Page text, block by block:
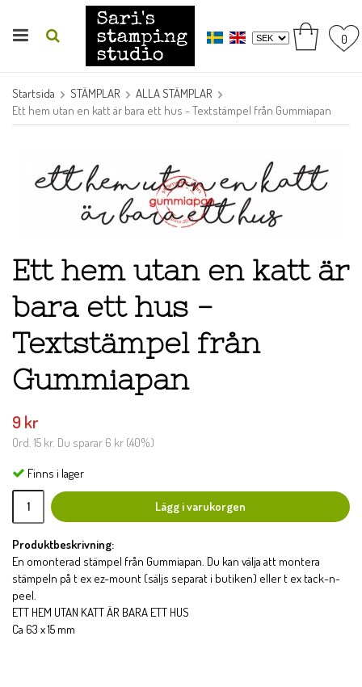
0
Startsida STÄMPLAR
ALLA STÄMPLAR
Ett hem utan en katt är bara ett hus - Textstämpel från Gummiapan
Ett hem utan en katt är
bara ett hus -
Textstämpel från
Gummiapan
9 kr
Ord. 15 kr. Du sparar 6 kr (40%)
Finns i lager
Lägg i varukorgen
Produktbeskrivning:
En omonterad stämpel från Gummiapan. Du kan välja att montera
stämpeln på t ex ez-mount (säljs separat i butiken) eller t ex tack-n-
peel.
ETT HEM UTAN KATT ÄR BARA ETT HUS
Ca 63 x 15 mm